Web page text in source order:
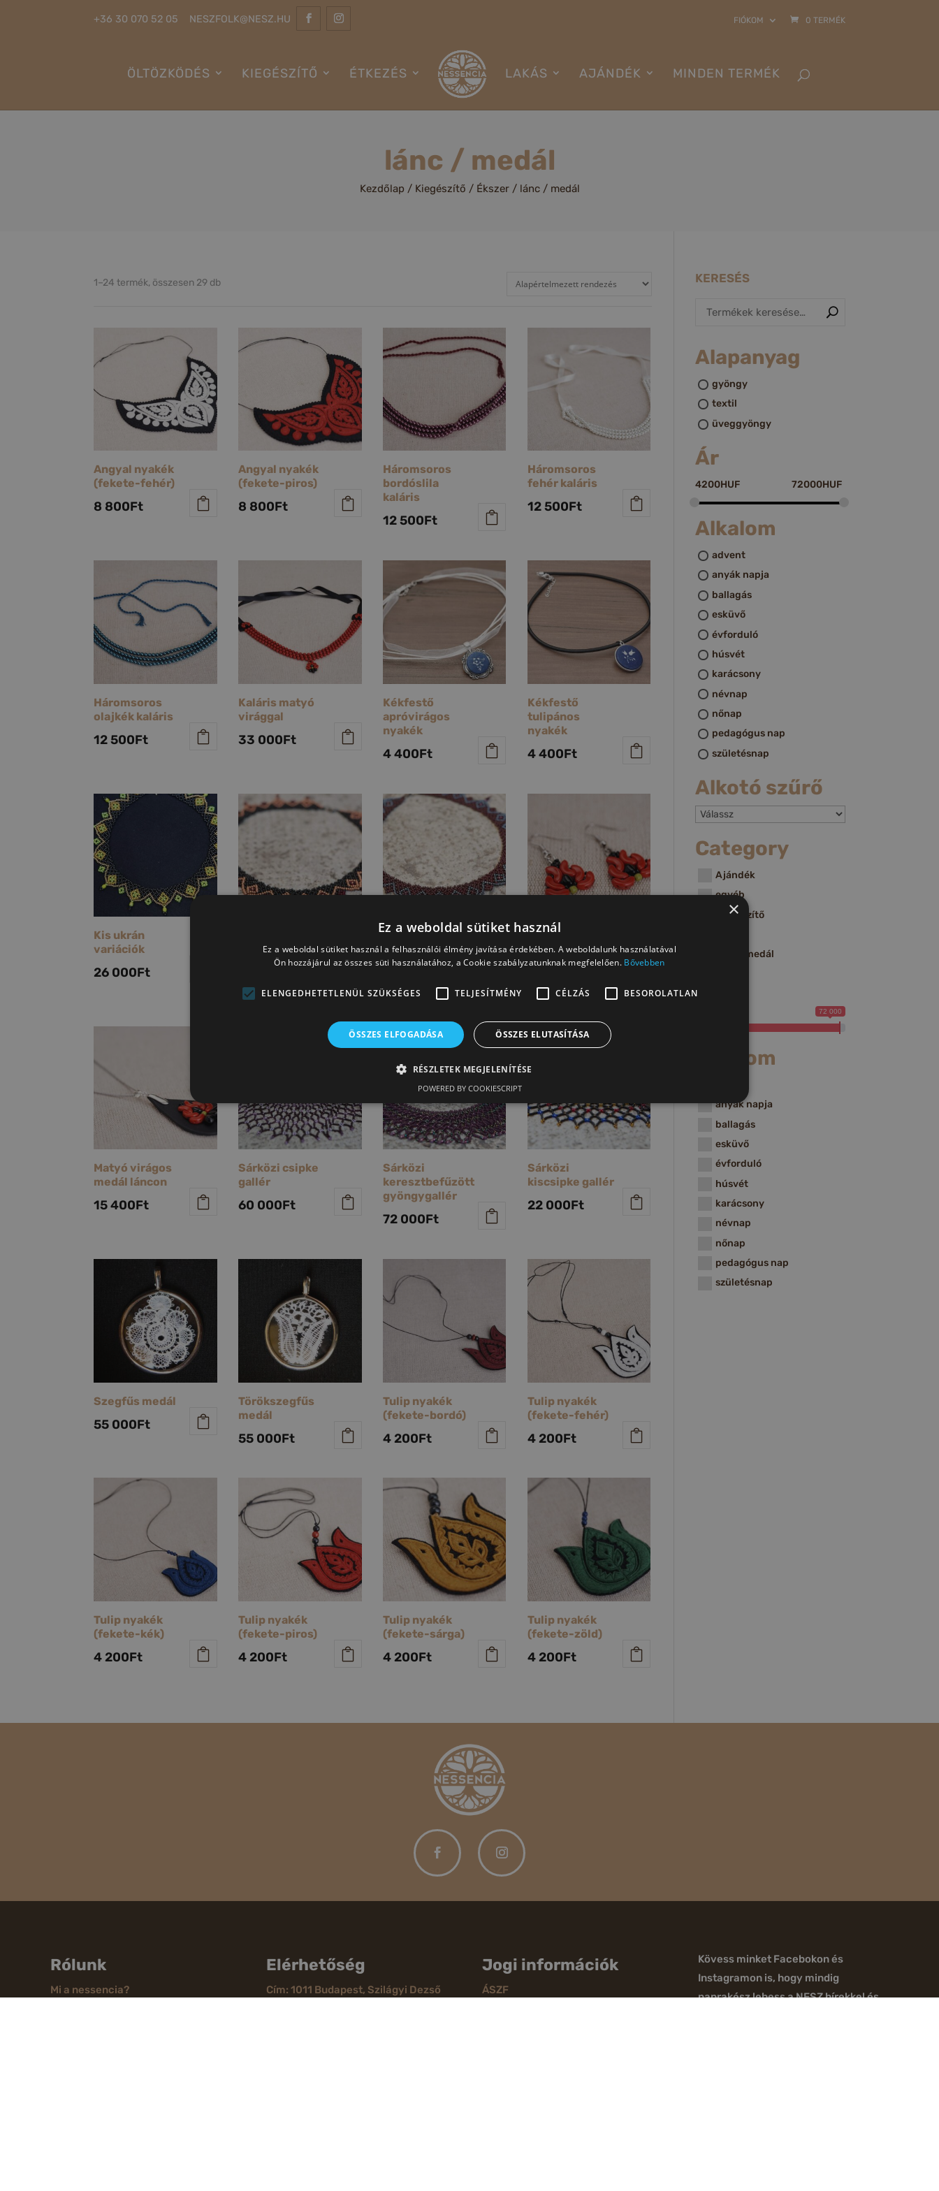
+36 30 070 52 05 NESZFOLK@NESZ.HU FIÓKOM 0 TERMÉK
ÖLTÖZKÖDÉS KIEGÉSZÍTŐ ÉTKEZÉS LAKÁS AJÁNDÉK MINDEN TERMÉK
lánc / medál
Kezdőlap / Kiegészítő / Ékszer/ lánc / medál
1–24 termék, összesen 29 db
Angyal nyakék
(fekete-fehér)
8 800Ft
Angyal nyakék
(fekete-piros)
8 800Ft
Háromsoros
bordóslila
kaláris
12 500Ft
Háromsoros
fehér kaláris
12 500Ft
Háromsoros
olajkék kaláris
12 500Ft
Kaláris matyó
virággal
33 000Ft
Kékfestő
apróvirágos
nyakék
4 400Ft
Kékfestő
tulipános
nyakék
4 400Ft
Kis ukrán
variációk
26 000Ft
variációk
Kis ukrán
variációk
Matyó virágos
fülbevaló
horgas
15 400Ft
Matyó virágos
medál láncon
15 400Ft
Sárközi csipke
gallér
60 000Ft
Sárközi
keresztbefűzött
gyöngygallér
72 000Ft
Sárközi
kiscsipke gallér
22 000Ft
Szegfűs medál
55 000Ft
Törökszegfűs
medál
55 000Ft
Tulip nyakék
(fekete-bordó)
4 200Ft
Tulip nyakék
(fekete-fehér)
4 200Ft
Tulip nyakék
(fekete-kék)
4 200Ft
Tulip nyakék
(fekete-piros)
4 200Ft
Tulip nyakék
(fekete-sárga)
4 200Ft
Tulip nyakék
(fekete-zöld)
4 200Ft
KERESÉS
Alapanyag
gyöngy
textil
üveggyöngy
Ár
4200HUF 72000HUF
Alkalom
advent
anyák napja
ballagás
esküvő
évforduló
húsvét
karácsony
névnap
nőnap
pedagógus nap
születésnap
Alkotó szűrő
Category
Ajándék
egyéb
Kiegészítő
lánc / medál
Price
72 000
Alkalom
anyák napja
ballagás
esküvő
évforduló
húsvét
karácsony
névnap
nőnap
pedagógus nap
születésnap
Rólunk
Mi a nessencia?
Elérhetőség
Cím: 1011 Budapest, Szilágyi Dezső
Jogi információk
ÁSZF
Kövess minket Facebokon és
Instagramon is, hogy mindig
naprakész lehess a NESZ hírekkel és
×
Ez a weboldal sütiket használ
Ez a weboldal sütiket használ a felhasználói élmény javítása érdekében. A weboldalunk használatával
Ön hozzájárul az összes süti használatához, a Cookie szabályzatunknak megfelelően. Bővebben
ELENGEDHETETLENÜL SZÜKSÉGES TELJESÍTMÉNY CÉLZÁS BESOROLATLAN
ÖSSZES ELFOGADÁSA ÖSSZES ELUTASÍTÁSA
RÉSZLETEK MEGJELENÍTÉSE
POWERED BY COOKIESCRIPT